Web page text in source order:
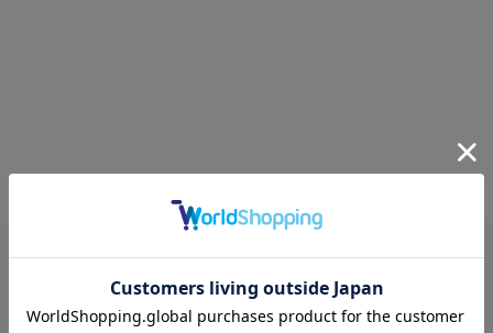
STRASBURGO | ストラスブルゴ